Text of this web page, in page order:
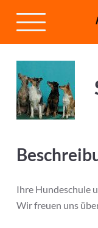
Ihre Hundeschule
Wir freuen uns